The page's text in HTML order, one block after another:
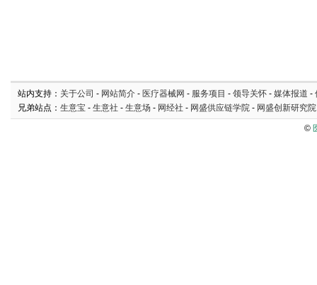
站内支持： 关于公司 - 网站简介 - 医疗器械网 - 服务项目 - 领导关怀 - 媒体报道 -
兄弟站点： 生意宝 - 生意社 - 生意场 - 网经社 - 网盛供应链学院 - 网盛创新研究院
©